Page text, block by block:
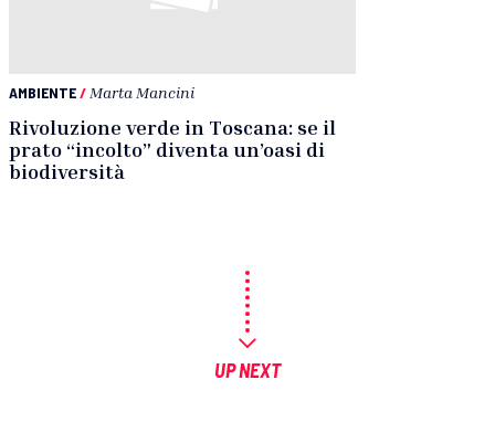
AMBIENTE/ Marta Mancini
Rivoluzione verde in Toscana: se il
prato “incolto” diventa un’oasi di
biodiversità
UP NEXT